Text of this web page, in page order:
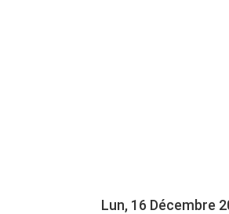
Lun, 16 Décembre